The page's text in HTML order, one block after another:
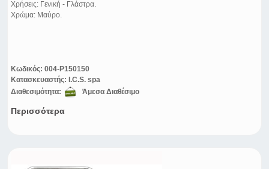
Χρήσεις: Γενική - Γλάστρα.
Χρώμα: Μαύρο.
Κωδικός: 004-P150150
Κατασκευαστής: I.C.S. spa
Διαθεσιμότητα:
Άμεσα Διαθέσιμο
Περισσότερα